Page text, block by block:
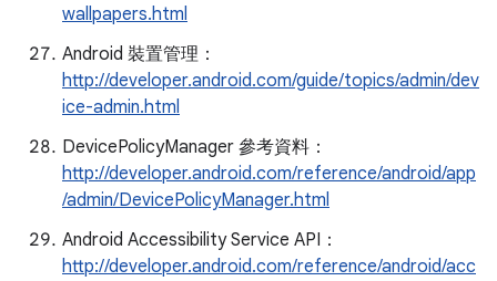
wallpapers.html
Android 裝置管理：
http://developer.android.com/guide/topics/admin/dev
ice-admin.html
DevicePolicyManager 參考資料：
http://developer.android.com/reference/android/app
/admin/DevicePolicyManager.html
Android Accessibility Service API：
http://developer.android.com/reference/android/acc